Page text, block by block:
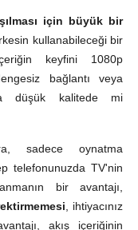
için büyük bir
kullanabileceği bir
keyfini 1080p
bağlantı veya
düşük kalitede mi
sadece oynatma
telefonunuzda TV'nin
bir avantajı,
, ihtiyacınız
akış içeriğinin